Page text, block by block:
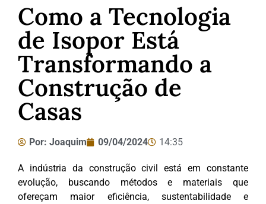
Como a Tecnologia
de Isopor Está
Transformando a
Construção de
Casas
Por: Joaquim 09/04/2024 14:35
A indústria da construção civil está em constante
evolução, buscando métodos e materiais que
ofereçam maior eficiência, sustentabilidade e